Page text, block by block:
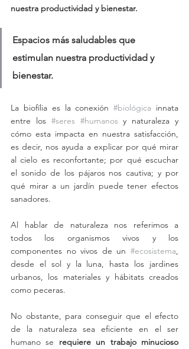
nuestra productividad y bienestar.
Espacios más saludables que
estimulan nuestra productividad y
bienestar.
La biofília es la conexión #biológica innata
entre los #seres #humanos y naturaleza y
cómo esta impacta en nuestra satisfacción,
es decir, nos ayuda a explicar por qué mirar
al cielo es reconfortante; por qué escuchar
el sonido de los pájaros nos cautiva; y por
qué mirar a un jardín puede tener efectos
sanadores.
Al hablar de naturaleza nos referimos a
todos los organismos vivos y los
componentes no vivos de un #ecosistema,
desde el sol y la luna, hasta los jardines
urbanos, los materiales y hábitats creados
como peceras.
No obstante, para conseguir que el efecto
de la naturaleza sea eficiente en el ser
humano se requiere un trabajo minucioso